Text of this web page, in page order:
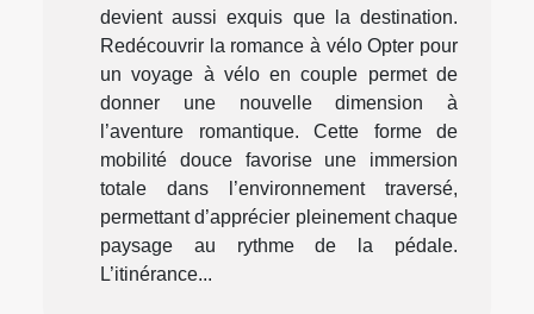
devient aussi exquis que la destination.
Redécouvrir la romance à vélo Opter pour
un voyage à vélo en couple permet de
donner une nouvelle dimension à
l’aventure romantique. Cette forme de
mobilité douce favorise une immersion
totale dans l’environnement traversé,
permettant d’apprécier pleinement chaque
paysage au rythme de la pédale.
L’itinérance...